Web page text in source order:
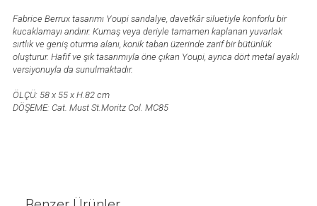
Fabrice Berrux tasarımı Youpi sandalye, davetkâr siluetiyle konforlu bir
kucaklamayı andırır. Kumaş veya deriyle tamamen kaplanan yuvarlak
sırtlık ve geniş oturma alanı, konik taban üzerinde zarif bir bütünlük
oluşturur. Hafif ve şık tasarımıyla öne çıkan Youpi, ayrıca dört metal ayaklı
versiyonuyla da sunulmaktadır.
ÖLÇÜ: 58 x 55 x H.82 cm
DÖŞEME: Cat. Must St.Moritz Col. MC85